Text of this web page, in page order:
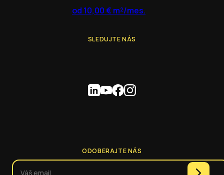
od 10,00 € m²/mes.
SLEDUJTE NÁS
ODOBERAJTE NÁS